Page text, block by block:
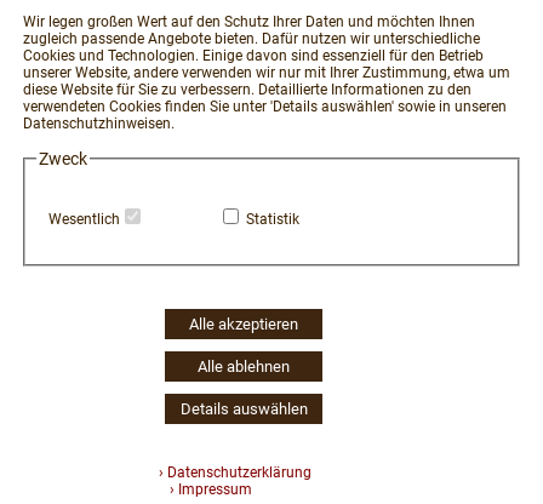
Wir legen großen Wert auf den Schutz Ihrer Daten und möchten Ihnen
zugleich passende Angebote bieten. Dafür nutzen wir unterschiedliche
Cookies und Technologien. Einige davon sind essenziell für den Betrieb
unserer Website, andere verwenden wir nur mit Ihrer Zustimmung, etwa um
diese Website für Sie zu verbessern. Detaillierte Informationen zu den
verwendeten Cookies finden Sie unter 'Details auswählen' sowie in unseren
Datenschutzhinweisen.
Zweck
Wesentlich Statistik
Alle akzeptieren
Alle ablehnen
Details auswählen
› Datenschutzerklärung
› Impressum
RECHTLICHES
Impressum
AGB und Kundeninformationen
Datenschutzerklärung
Widerrufsbelehrung / Muster-Widerrufsformular
Zahlung und Versand
Widerruf Cookie-Einwilligung